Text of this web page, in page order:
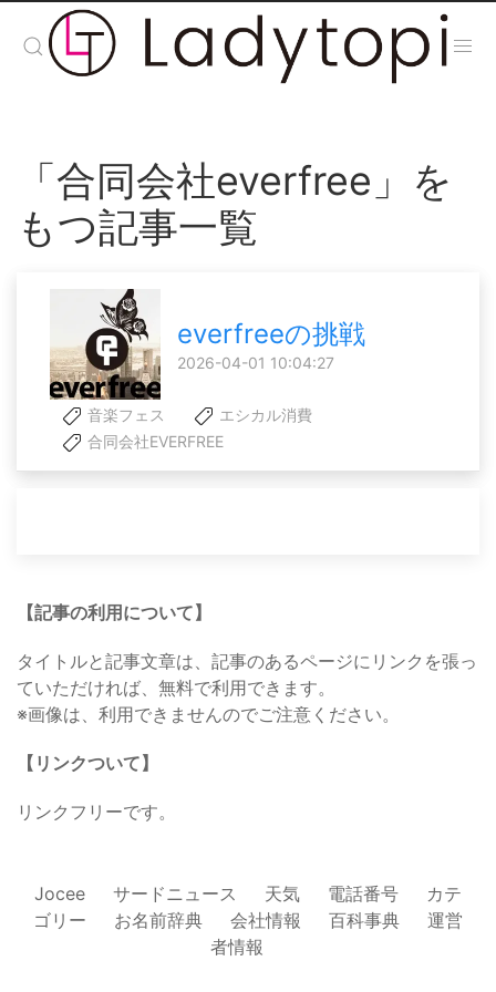
「合同会社everfree」を
もつ記事一覧
everfreeの挑戦
2026-04-01 10:04:27
音楽フェス
エシカル消費
合同会社EVERFREE
【記事の利用について】
タイトルと記事文章は、記事のあるページにリンクを張っ
ていただければ、無料で利用できます。
※画像は、利用できませんのでご注意ください。
【リンクついて】
リンクフリーです。
Jocee サードニュース 天気 電話番号
カテ
ゴリー
お名前辞典 会社情報 百科事典
運営
者情報